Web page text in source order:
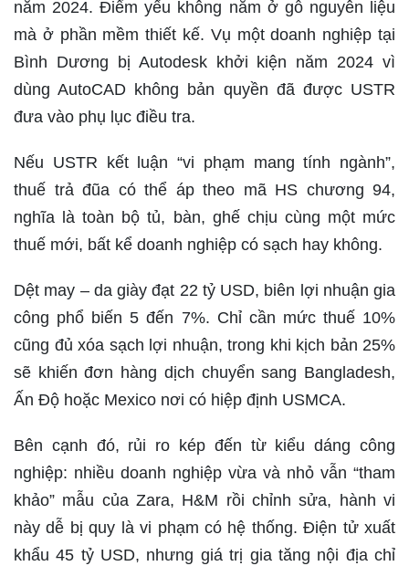
năm 2024. Điểm yếu không nằm ở gỗ nguyên liệu
mà ở phần mềm thiết kế. Vụ một doanh nghiệp tại
Bình Dương bị Autodesk khởi kiện năm 2024 vì
dùng AutoCAD không bản quyền đã được USTR
đưa vào phụ lục điều tra.
Nếu USTR kết luận “vi phạm mang tính ngành”,
thuế trả đũa có thể áp theo mã HS chương 94,
nghĩa là toàn bộ tủ, bàn, ghế chịu cùng một mức
thuế mới, bất kể doanh nghiệp có sạch hay không.
Dệt may – da giày đạt 22 tỷ USD, biên lợi nhuận gia
công phổ biến 5 đến 7%. Chỉ cần mức thuế 10%
cũng đủ xóa sạch lợi nhuận, trong khi kịch bản 25%
sẽ khiến đơn hàng dịch chuyển sang Bangladesh,
Ấn Độ hoặc Mexico nơi có hiệp định USMCA.
Bên cạnh đó, rủi ro kép đến từ kiểu dáng công
nghiệp: nhiều doanh nghiệp vừa và nhỏ vẫn “tham
khảo” mẫu của Zara, H&M rồi chỉnh sửa, hành vi
này dễ bị quy là vi phạm có hệ thống. Điện tử xuất
khẩu 45 tỷ USD, nhưng giá trị gia tăng nội địa chỉ